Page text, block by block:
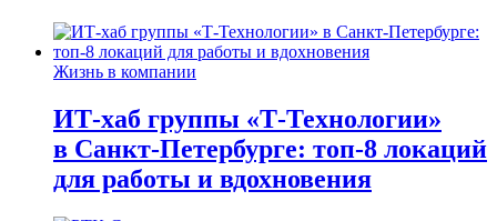
Жизнь в компании
ИТ-хаб группы «Т-Технологии»
в Санкт-Петербурге: топ-8 локаций
для работы и вдохновения